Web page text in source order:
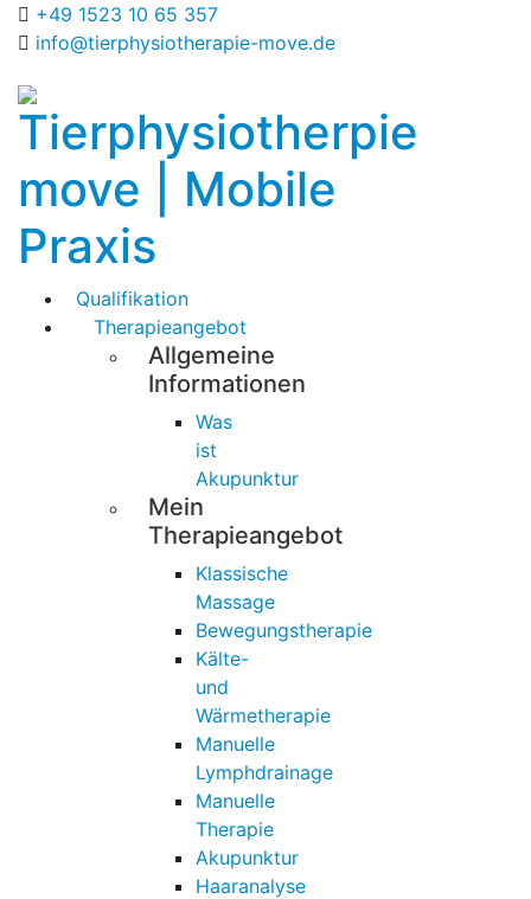
+49 1523 10 65 357
info@tierphysiotherapie-move.de
Qualifikation
Therapieangebot
Allgemeine
Informationen
Was
ist
Akupunktur
Mein
Therapieangebot
Klassische
Massage
Bewegungstherapie
Kälte-
und
Wärmetherapie
Manuelle
Lymphdrainage
Manuelle
Therapie
Akupunktur
Haaranalyse